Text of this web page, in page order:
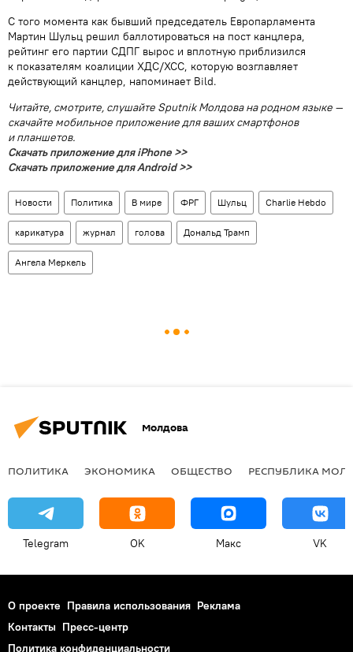
С того момента как бывший председатель Европарламента
Мартин Шульц решил баллотироваться на пост канцлера,
рейтинг его партии СДПГ вырос и вплотную приблизился
к показателям коалиции ХДС/ХСС, которую возглавляет
действующий канцлер, напоминает Bild.
Читайте, смотрите, слушайте Sputnik Молдова на родном языке —
скачайте мобильное приложение для ваших смартфонов
и планшетов.
Скачать приложение для iPhone >>
Скачать приложение для Android >>
Новости Политика В мире ФРГ Шульц Charlie Hebdo
карикатура журнал голова Дональд Трамп
Ангела Меркель
Молдова
ПОЛИТИКА ЭКОНОМИКА ОБЩЕСТВО РЕСПУБЛИКА
Telegram OK Макс VK
О проекте Правила использования Реклама
Контакты Пресс-центр
Политика конфиденциальности